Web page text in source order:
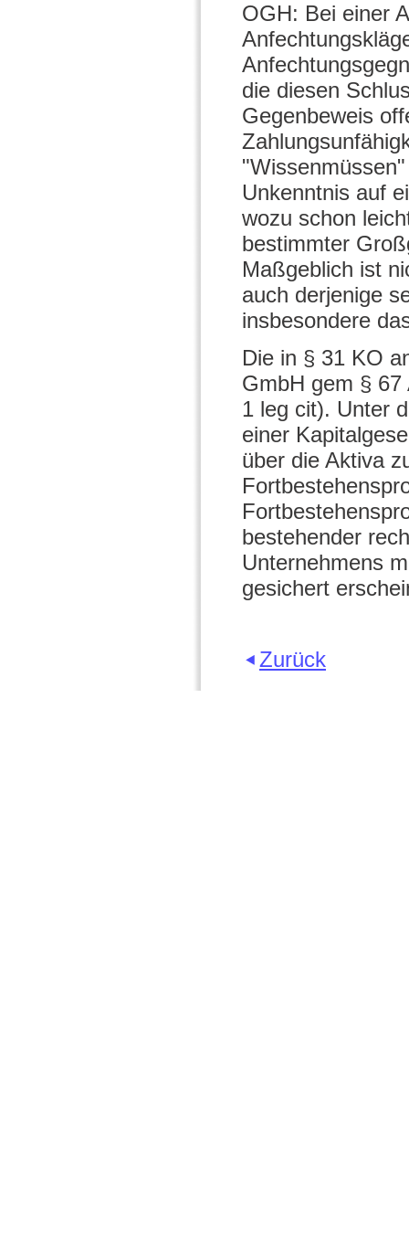
OGH: Bei einer
die diesen
Gegenbeweis
Unkenntnis auf
wozu schon
bestimmter
Maßgeblich ist
auch derjenige
insbesondere
Die in § 31 KO
GmbH gem §
1 leg cit). Unter
einer
über die Aktiva
bestehender
Unternehmens
gesichert
Zurück